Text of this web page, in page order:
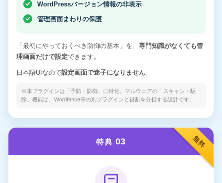
WordPressバージョン情報の非表示
管理画面まわりの保護
「最初にやっておくべき防御の基本」を、 専門知識がなくても管
理画面だけで設定できます。
日本語UIなので設定画面で迷子になりません。
※本プラグインは「予防・防御」に特化。マルウェアの「スキャン・駆
除」機能は、Wordfence等の別プラグインと役割を分担する設計です。
特典 03
無料